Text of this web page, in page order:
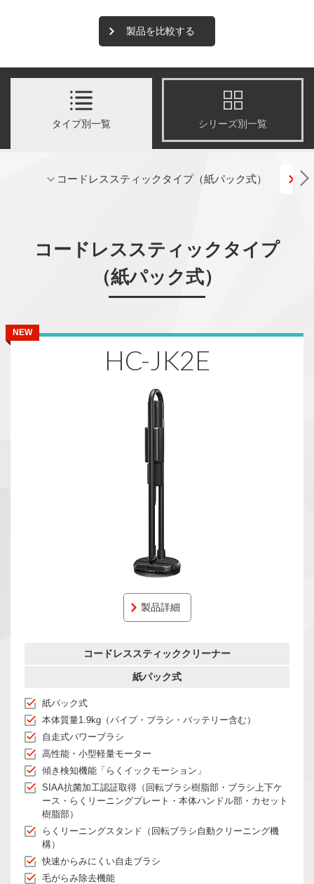
製品を比較する
タイプ別一覧 シリーズ別一覧
コードレススティックタイプ（紙パック式）
コードレススティックタイプ
（紙パック式）
NEW
HC-JK2E
製品詳細
コードレススティッククリーナー
紙パック式
紙パック式
本体質量1.9kg（パイプ・ブラシ・バッテリー含む）
自走式パワーブラシ
高性能・小型軽量モーター
傾き検知機能「らくイックモーション」
SIAA抗菌加工認証取得（回転ブラシ樹脂部・ブラシ上下ケ
ース・らくリーニングプレート・本体ハンドル部・カセット
樹脂部）
らくリーニングスタンド（回転ブラシ自動クリーニング機
構）
快速からみにくい自走ブラシ
毛がらみ除去機能